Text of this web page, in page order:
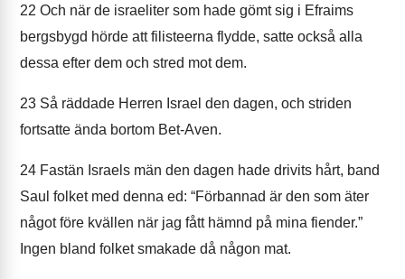
22 Och när de israeliter som hade gömt sig i Efraims
bergsbygd hörde att filisteerna flydde, satte också alla
dessa efter dem och stred mot dem.
23 Så räddade Herren Israel den dagen, och striden
fortsatte ända bortom Bet-Aven.
24 Fastän Israels män den dagen hade drivits hårt, band
Saul folket med denna ed: “Förbannad är den som äter
något före kvällen när jag fått hämnd på mina fiender.”
Ingen bland folket smakade då någon mat.